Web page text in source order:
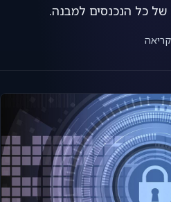
כל הנכנסים למבנה.